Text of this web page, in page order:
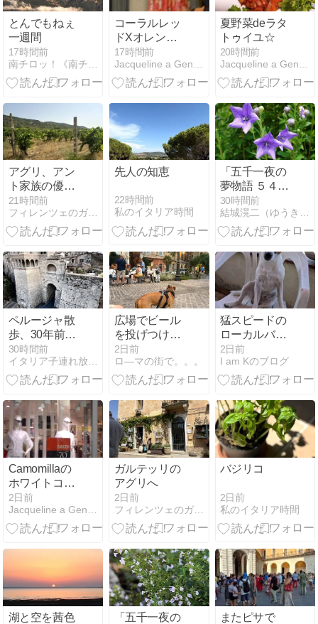
とんでもねぇ
一週間
17時間前
南チロッ！《南チロル地方なのにイタリアという…》
コーラルレッ
ドXオレンジ
フローラルモ
チーフロング
ワンピースX
ショーウィン
ドー☆
17時間前
Jacqueline a Genova(ジェノヴァ)
夏野菜deラタ
トゥイユ☆
20時間前
Jacqueline a Genova(ジェノヴァ)
アグリ、アン
ト家族の優し
さや生活に触
れて
21時間前
フィレンツェのガイド なぎさの便り
先人の知恵
22時間前
私のイタリア時間
「五千一夜の
夢物語 ５４５
３話」
30時間前
結城滉二（ゆうきこうじ）の千夜一夜〜徒然なるままに〜
ペルージャ散
歩、30年前の
記憶
30時間前
イタリア子連れ放浪記
広場でビール
を投げつけて
きた男
2日前
ロ―マの街で。。。
猛スピードの
ローカルバス
の殺意
2日前
I am Kのブログ
Camomillaの
ホワイトコー
ディネート
withベージュX
ブラウンバッ
ラウンサンダ
ル２点のショ
ーウィンドー
☆
2日前
Jacqueline a Genova(ジェノヴァ)
ガルテッリの
アグリへ
2日前
フィレンツェのガイド なぎさの便り
バジリコ
2日前
私のイタリア時間
湖と空を茜色
「五千一夜の
またピサで